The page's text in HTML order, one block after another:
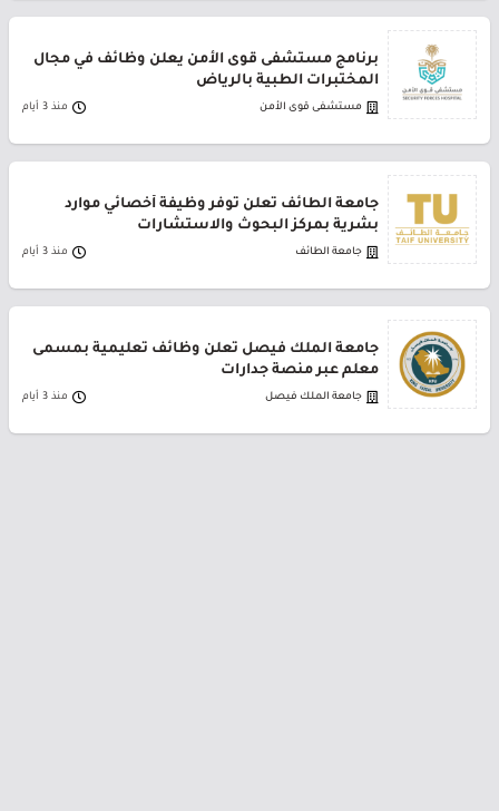
برنامج مستشفى قوى الأمن يعلن وظائف في مجال
المختبرات الطبية بالرياض
مستشفى قوى الأمن منذ 3 أيام
جامعة الطائف تعلن توفر وظيفة أخصائي موارد
بشرية بمركز البحوث والاستشارات
جامعة الطائف منذ 3 أيام
جامعة الملك فيصل تعلن وظائف تعليمية بمسمى
معلم عبر منصة جدارات
جامعة الملك فيصل منذ 3 أيام